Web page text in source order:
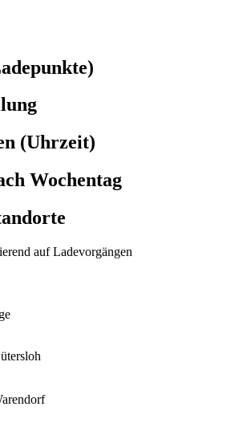
(Uhrzeit)
Wochentag
auf Ladevorgängen